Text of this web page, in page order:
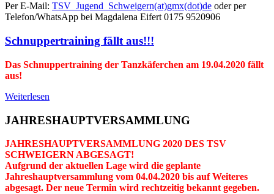
Per E-Mail: TSV_Jugend_Schweigern(at)gmx(dot)de oder per
Telefon/WhatsApp bei Magdalena Eifert 0175 9520906
Schnuppertraining fällt aus!!!
Das Schnuppertraining der Tanzkäferchen am 19.04.2020 fällt
aus!
Weiterlesen
JAHRESHAUPTVERSAMMLUNG
JAHRESHAUPTVERSAMMLUNG 2020 DES TSV
SCHWEIGERN ABGESAGT!
Aufgrund der aktuellen Lage wird die geplante
Jahreshauptversammlung vom 04.04.2020 bis auf Weiteres
abgesagt. Der neue Termin wird rechtzeitig bekannt gegeben.